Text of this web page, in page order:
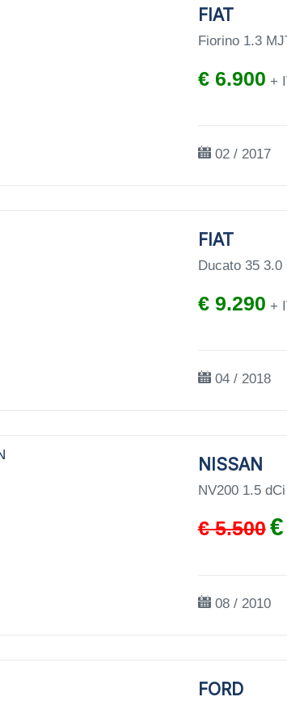
FIAT
Fiorino 1.3
€ 6.900 +
02 / 2017
FIAT
Ducato 35 3.0
€ 9.290 +
04 / 2018
NISSAN
NV200 1.5
€ 5.500
08 / 2010
FORD